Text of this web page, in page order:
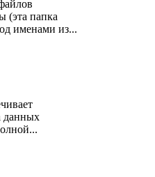
(эта папка
именами из...
данных